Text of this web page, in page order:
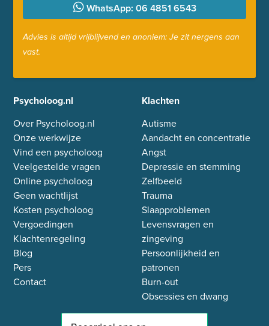
WhatsApp: 06 4851 6543
Advies is altijd vrijblijvend en anoniem: Je zit nergens aan
vast.
Psycholoog.nl
Over Psycholoog.nl
Onze werkwijze
Vind een psycholoog
Veelgestelde vragen
Online psycholoog
Geen wachtlijst
Kosten psycholoog
Vergoedingen
Klachtenregeling
Blog
Pers
Contact
Klachten
Autisme
Aandacht en concentratie
Angst
Depressie en stemming
Zelfbeeld
Trauma
Slaapproblemen
Levensvragen en
zingeving
Persoonlijkheid en
patronen
Burn-out
Obsessies en dwang